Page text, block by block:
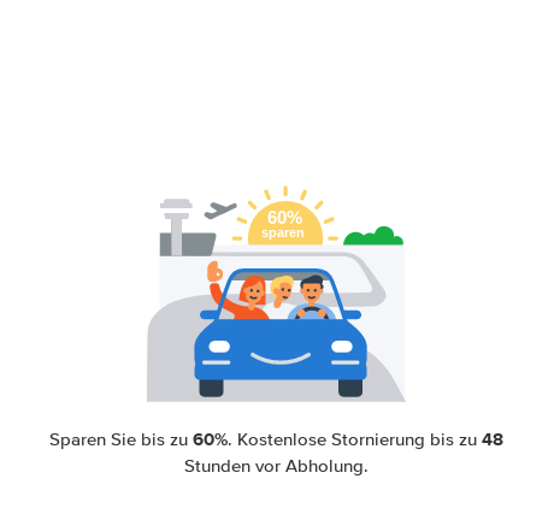
Sparen Sie bis zu60%. Kostenlose Stornierung bis zu48
Stunden vor Abholung.